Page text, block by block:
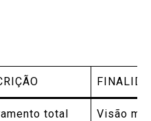
total
Visão